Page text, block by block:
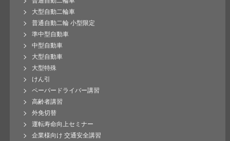
大型自動二輪車
普通自動二輪 小型限定
準中型自動車
中型自動車
大型自動車
大型特殊
けん引
ペーパードライバー講習
高齢者講習
外免切替
運転寿命向上セミナー
企業様向け 交通安全講習